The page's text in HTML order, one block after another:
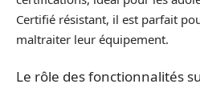
Certifié résistant, il est parfait
maltraiter leur équipement.
Le rôle des fonctionnalités